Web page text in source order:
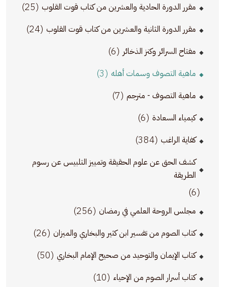
مقرر الدورة الحادية والعشرين من كتاب قوت القلوب (25)
مقرر الدورة الثانية والعشرين من كتاب قوت القلوب (24)
مفتاح السرائر وكنز الذخائر (6)
ماهية التصوف وسمات أهله (3)
ماهية التصوف - مترجم (7)
كيمياء السعادة (6)
كفاية الراغب (384)
كشف الحق عن علوم الحقيقة وتمييز التلبيس عن رسوم
الطريقة
(6)
مجلس الروحة العلمي في رمضان (256)
كتاب الصوم من تفسير ابن كثير والبخاري والميزان (26)
كتاب الإيمان والتوحيد من صحيح الإمام البخاري (50)
كتاب أسرار الصوم من الإحياء (10)